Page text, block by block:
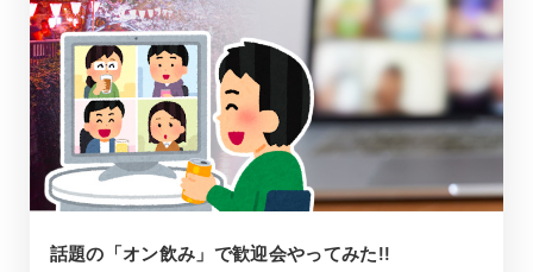
話題の「オン飲み」で歓迎会やってみた!!